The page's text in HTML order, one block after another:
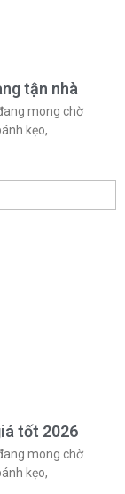
tận nhà
mong chờ
kẹo,
tốt 2026
mong chờ
kẹo,